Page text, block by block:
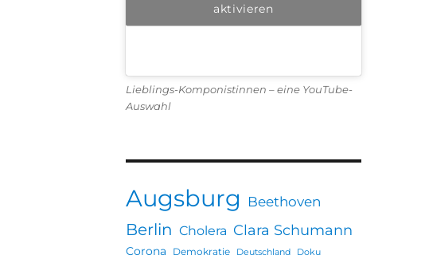
aktivieren
Lieblings-Komponistinnen – eine YouTube-
Auswahl
Augsburg Beethoven
Berlin Cholera Clara Schumann
Corona Demokratie Deutschland Doku